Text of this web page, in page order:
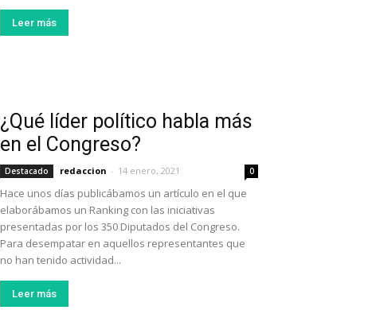
Leer más
¿Qué líder político habla más
en el Congreso?
Destacado redaccion - 14 enero, 2021 0
Hace unos días publicábamos un artículo en el que
elaborábamos un Ranking con las iniciativas
presentadas por los 350 Diputados del Congreso.
Para desempatar en aquellos representantes que
no han tenido actividad...
Leer más